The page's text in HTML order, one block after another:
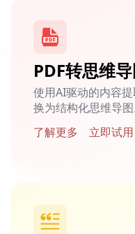
PDF转思维
使用AI驱动的内容
换为结构化思维导图
了解更多
立即试用